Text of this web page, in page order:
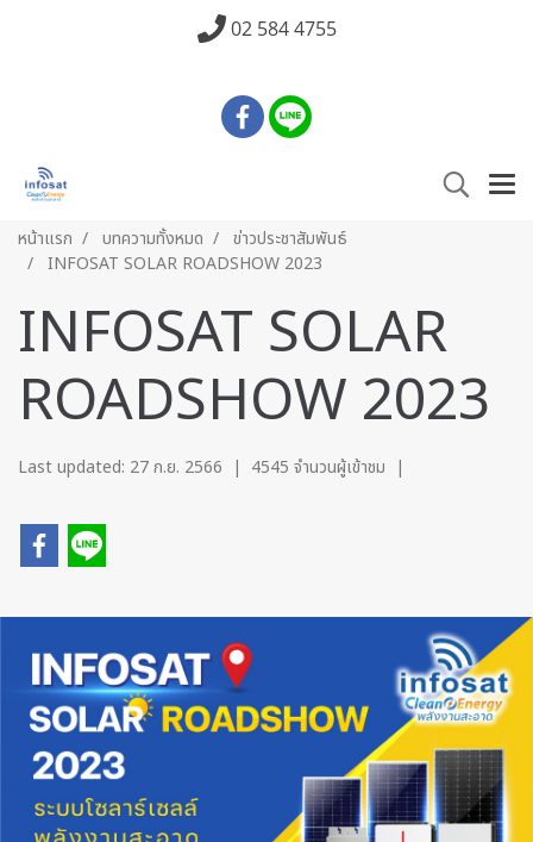
02 584 4755
หน้าแรก บทความทั้งหมด
ข่าวประชาสัมพันธ์
INFOSAT SOLAR ROADSHOW 2023
INFOSAT SOLAR
ROADSHOW 2023
Last updated: 27 ก.ย. 2566 | 4545 จำนวนผู้เข้าชม |